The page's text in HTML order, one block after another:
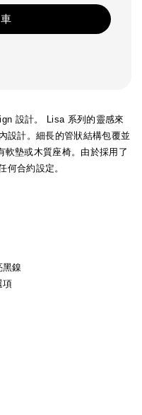
設計。 Lisa 系列的靈感來
設計。細長的管狀結構包覆並
軟墊或木質座椅。由於採用了
何合約設定。
黑鎳
項